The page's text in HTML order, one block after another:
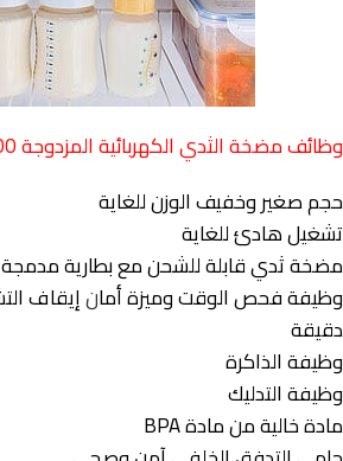
وظائف مضخة الثدي الكهربائية المزدوجة BISTOS BT-100
حجم صغير وخفيف الوزن للغاية
تشغيل هادئ للغاية
مضخة ثدي قابلة للشحن مع بطارية مدمجة
وظيفة فحص الوقت وميزة أمان
دقيقة
وظيفة الذاكرة
وظيفة التدليك
مادة خالية من مادة BPA